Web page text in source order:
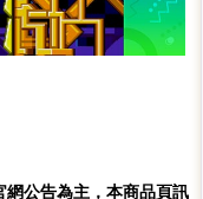
公告為主，本商品頁訊